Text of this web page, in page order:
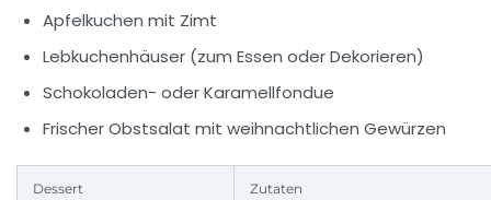
Apfelkuchen mit Zimt
Lebkuchenhäuser (zum Essen oder Dekorieren)
Schokoladen- oder Karamellfondue
Frischer Obstsalat mit weihnachtlichen Gewürzen
Dessert Zutaten